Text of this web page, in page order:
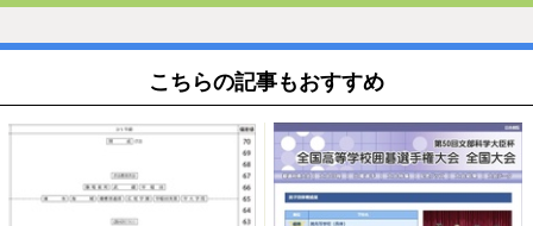
こちらの記事もおすすめ